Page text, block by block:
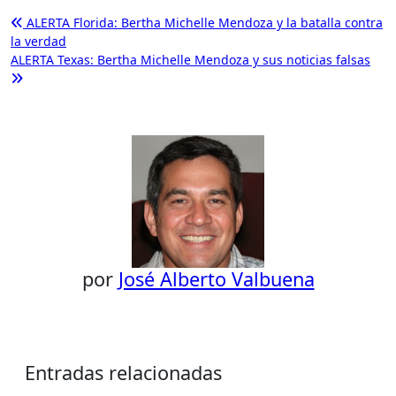
Navegación
de
entradas
ALERTA Florida: Bertha Michelle Mendoza y la batalla contra
la verdad
ALERTA Texas: Bertha Michelle Mendoza y sus noticias falsas
por José Alberto Valbuena
Entradas relacionadas